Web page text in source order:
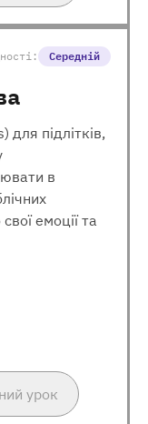
Середній
для підлітків,
в
емоції та
урок